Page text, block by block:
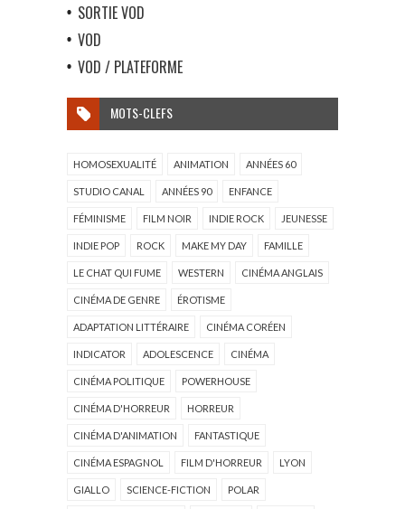
SORTIE VOD
VOD
VOD / PLATEFORME
MOTS-CLEFS
HOMOSEXUALITÉ ANIMATION ANNÉES 60
STUDIO CANAL ANNÉES 90 ENFANCE
FÉMINISME FILM NOIR INDIE ROCK JEUNESSE
INDIE POP ROCK MAKE MY DAY FAMILLE
LE CHAT QUI FUME WESTERN CINÉMA ANGLAIS
CINÉMA DE GENRE ÉROTISME
ADAPTATION LITTÉRAIRE CINÉMA CORÉEN
INDICATOR ADOLESCENCE CINÉMA
CINÉMA POLITIQUE POWERHOUSE
CINÉMA D'HORREUR HORREUR
CINÉMA D'ANIMATION FANTASTIQUE
CINÉMA ESPAGNOL FILM D'HORREUR LYON
GIALLO SCIENCE-FICTION POLAR